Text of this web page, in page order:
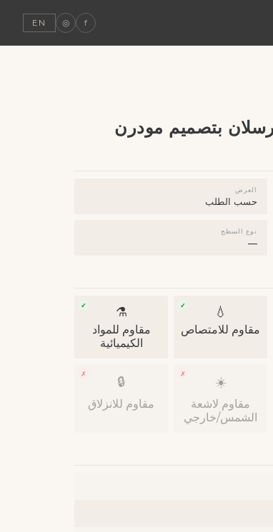
f
◎
EN
بتصميم مودرن
العرض
حسب الطلب
نوع السطح
—
💧
✓
مقاوم للامتصاص
⚗️
✓
مقاوم للمواد
الكيميائية
☀️
✗
مقاوم لاشعة
الشمس/خارجي
🔒
✗
مقاوم للانزلاق